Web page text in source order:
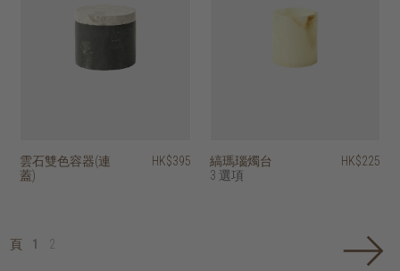
雲石雙色容器(連
蓋)
HK$395
縞瑪瑙燭台
3 選項
HK$225
頁 1 2